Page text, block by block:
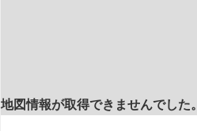
地図情報が取得できませんでした。